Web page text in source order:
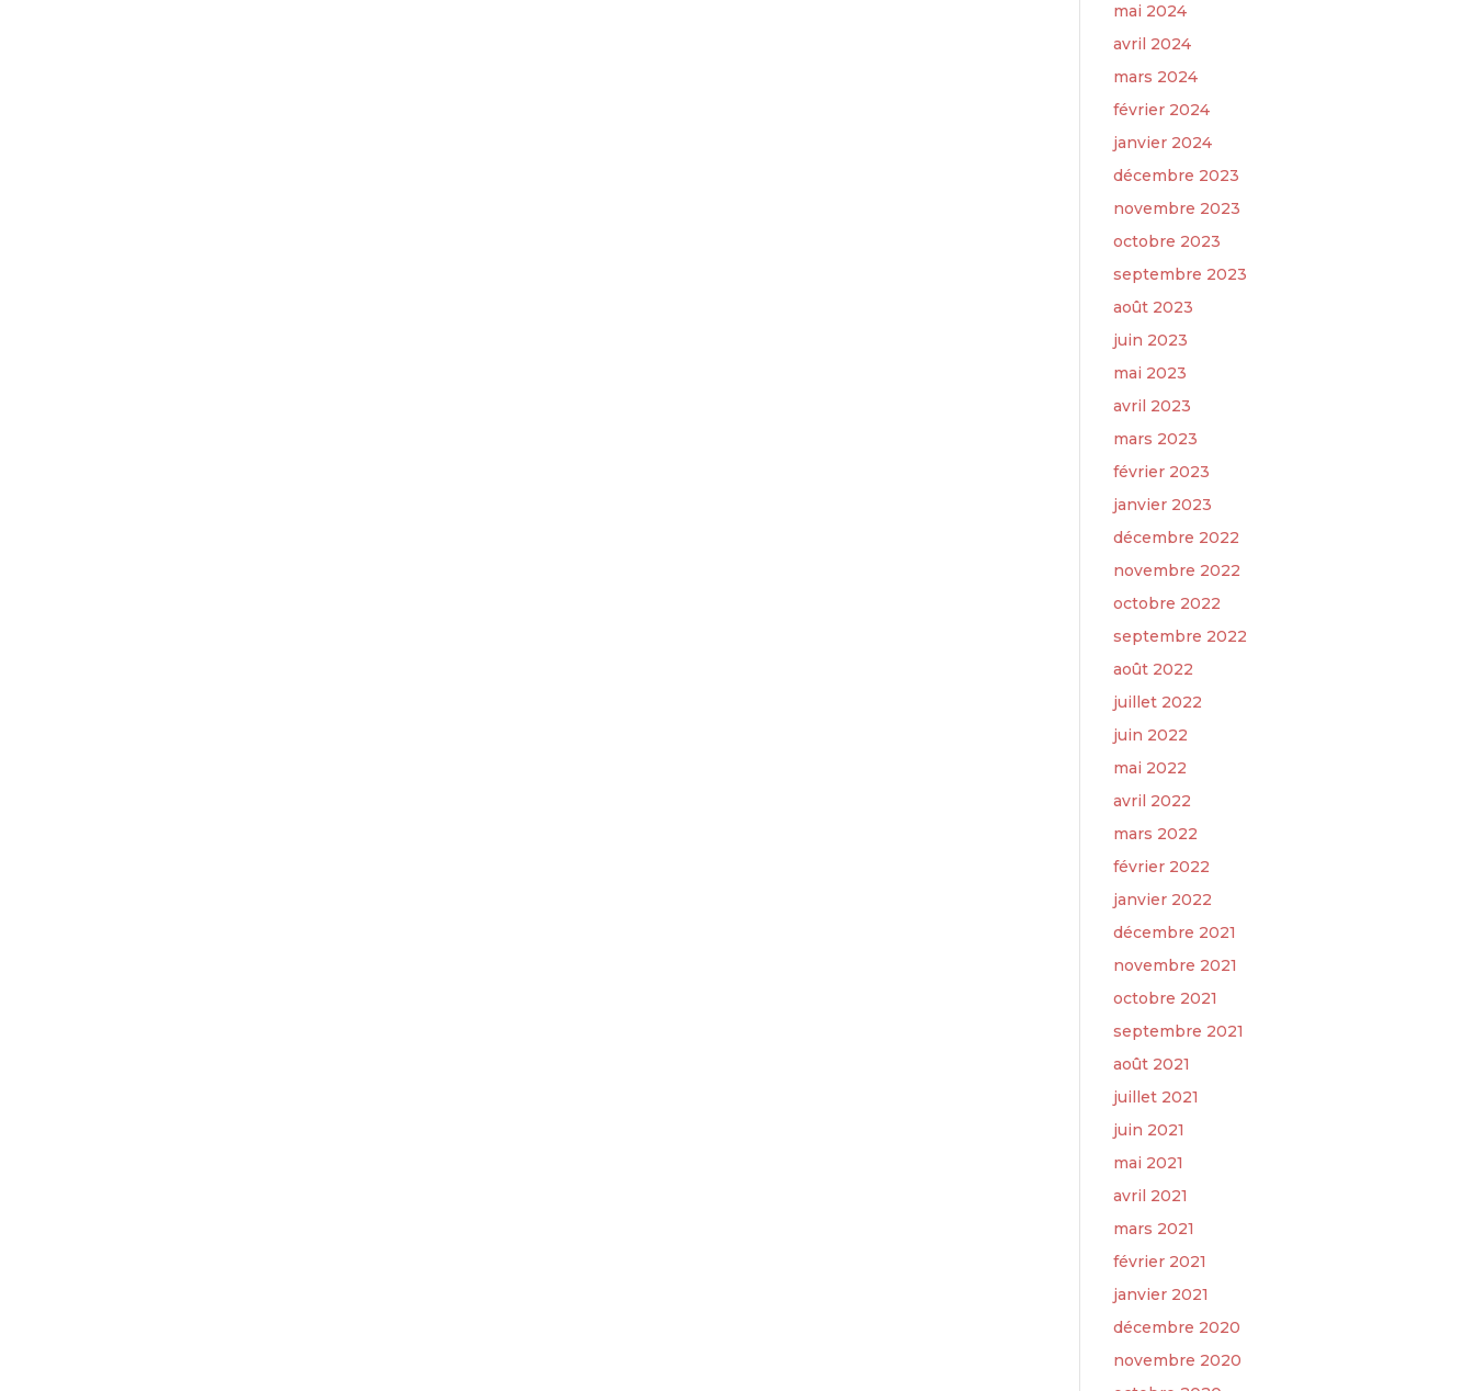
mai 2024
avril 2024
mars 2024
février 2024
janvier 2024
décembre 2023
novembre 2023
octobre 2023
septembre 2023
août 2023
juin 2023
mai 2023
avril 2023
mars 2023
février 2023
janvier 2023
décembre 2022
novembre 2022
octobre 2022
septembre 2022
août 2022
juillet 2022
juin 2022
mai 2022
avril 2022
mars 2022
février 2022
janvier 2022
décembre 2021
novembre 2021
octobre 2021
septembre 2021
août 2021
juillet 2021
juin 2021
mai 2021
avril 2021
mars 2021
février 2021
janvier 2021
décembre 2020
novembre 2020